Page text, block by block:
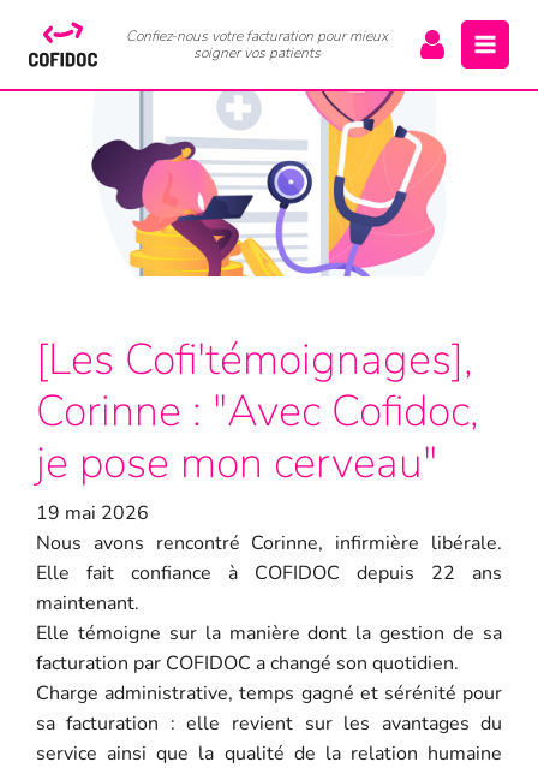
Confiez-nous votre facturation pour mieux
soigner vos patients
[Les Cofi'témoignages],
Corinne : "Avec Cofidoc,
je pose mon cerveau"
19 mai 2026
Nous avons rencontré Corinne, infirmière libérale.
Elle fait confiance à COFIDOC depuis 22 ans
maintenant.
Elle témoigne sur la manière dont la gestion de sa
facturation par COFIDOC a changé son quotidien.
Charge administrative, temps gagné et sérénité pour
sa facturation : elle revient sur les avantages du
service ainsi que la qualité de la relation humaine